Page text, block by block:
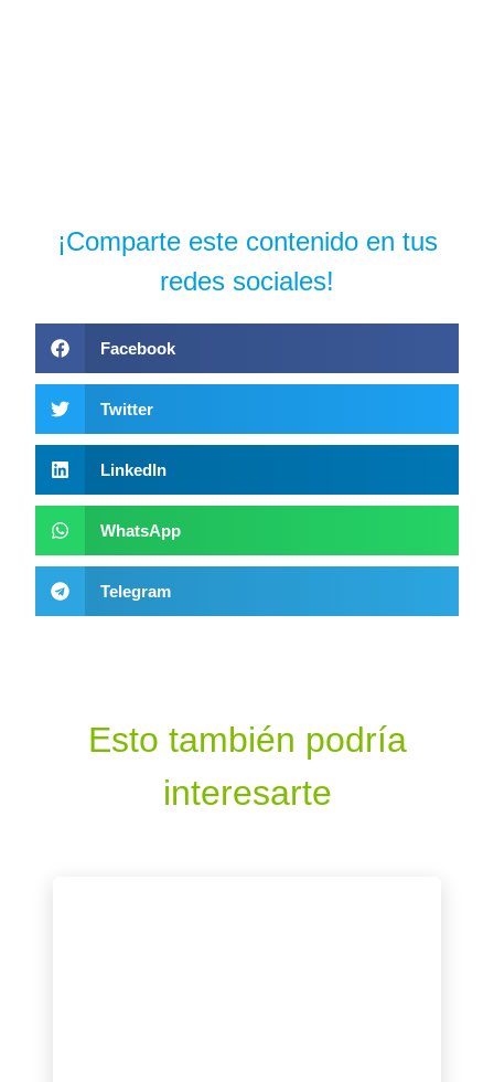
¡Comparte este contenido en tus
redes sociales!
Facebook
Twitter
LinkedIn
WhatsApp
Telegram
Esto también podría
interesarte